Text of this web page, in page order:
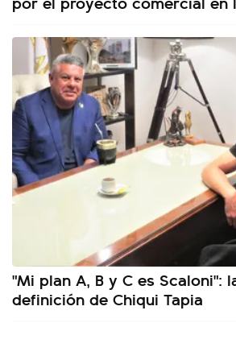
"Mi plan A, B y C es Scaloni":
definición de Chiqui Tapia